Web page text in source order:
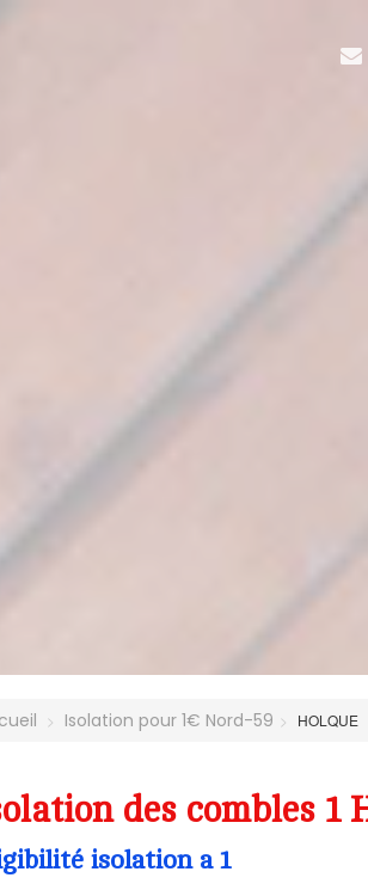
Isolation pour 1€ Nord-59 HOLQUE
des combles 1
isolation a 1